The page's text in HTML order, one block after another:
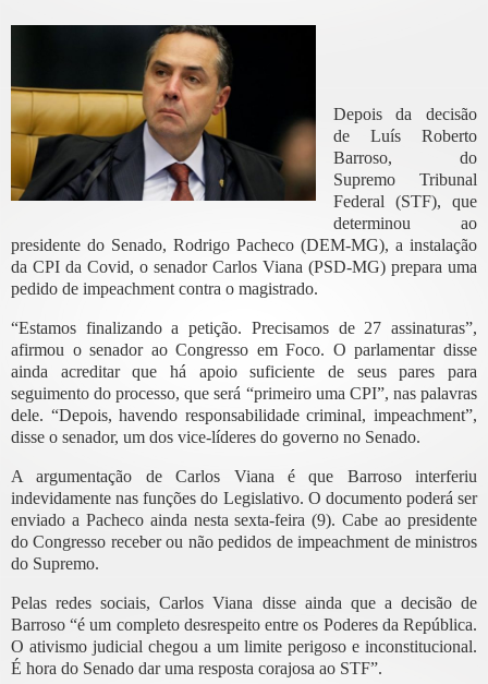
Depois da decisão
de Luís Roberto
Barroso, do
Supremo Tribunal
Federal (STF), que
determinou ao
presidente do Senado, Rodrigo Pacheco (DEM-MG), a instalação
da CPI da Covid, o senador Carlos Viana (PSD-MG) prepara uma
pedido de impeachment contra o magistrado.
“Estamos finalizando a petição. Precisamos de 27 assinaturas”,
afirmou o senador ao Congresso em Foco. O parlamentar disse
ainda acreditar que há apoio suficiente de seus pares para
seguimento do processo, que será “primeiro uma CPI”, nas palavras
dele. “Depois, havendo responsabilidade criminal, impeachment”,
disse o senador, um dos vice-líderes do governo no Senado.
A argumentação de Carlos Viana é que Barroso interferiu
indevidamente nas funções do Legislativo. O documento poderá ser
enviado a Pacheco ainda nesta sexta-feira (9). Cabe ao presidente
do Congresso receber ou não pedidos de impeachment de ministros
do Supremo.
Pelas redes sociais, Carlos Viana disse ainda que a decisão de
Barroso “é um completo desrespeito entre os Poderes da República.
O ativismo judicial chegou a um limite perigoso e inconstitucional.
É hora do Senado dar uma resposta corajosa ao STF”.